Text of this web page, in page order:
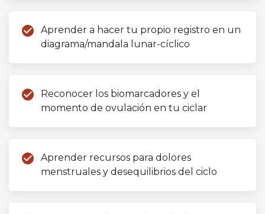
check_circle
Aprender a hacer tu propio registro en un
diagrama/mandala lunar-cíclico
check_circle
Reconocer los biomarcadores y el
momento de ovulación en tu ciclar
check_circle
Aprender recursos para dolores
menstruales y desequilibrios del ciclo